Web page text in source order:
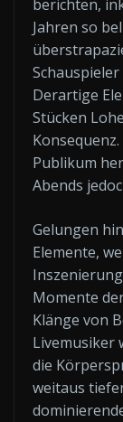
berichten,
Jahren so
Derartige
Stücken
Publikum
Abends
Gelungen
Elemente,
Momente
Klänge von
Livemusiker
die
weitaus